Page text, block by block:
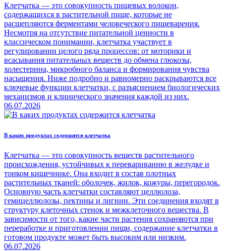
Клетчатка — это совокупность пищевых волокон,
содержащихся в растительной пище, которые не
расщепляются ферментами человеческого пищеварения.
Несмотря на отсутствие питательной ценности в
классическом понимании, клетчатка участвует в
регулировании целого ряда процессов: от моторики и
всасывания питательных веществ до обмена глюкозы,
холестерина, микробного баланса и формирования чувства
насыщения. Ниже подробно и равномерно раскрываются все
ключевые функции клетчатки, с разъяснением биологических
механизмов и клинического значения каждой из них.
06.07.2026
В каких продуктах содержится клетчатка
Клетчатка — это совокупность веществ растительного
происхождения, устойчивых к перевариванию в желудке и
тонком кишечнике. Она входит в состав плотных
растительных тканей: оболочек, жилок, кожуры, перегородок.
Основную часть клетчатки составляют целлюлоза,
гемицеллюлозы, пектины и лигнин. Эти соединения входят в
структуру клеточных стенок и межклеточного вещества. В
зависимости от того, какие части растения сохраняются при
переработке и приготовлении пищи, содержание клетчатки в
готовом продукте может быть высоким или низким.
06.07.2026